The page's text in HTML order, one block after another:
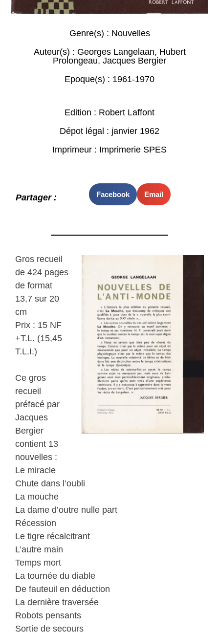
Genre(s) : Nouvelles
Auteur(s) : Georges Langelaan, Hubert
Prolongeau, Jacques Bergier
Epoque(s) : 1961-1970
Edition : Robert Laffont
Dépot légal : janvier 1962
Imprimeur : Imprimerie SPES
Partager : Facebook Email
Gros recueil
de 424 pages
de format
13,7 sur 20
cm
Prix : 15 NF
+T.L. (15,45
T.L.I.)
Ce gros
recueil
préfacé par
Jacques
Bergier
contient 13
nouvelles :
Le miracle
Chute dans l’oubli
La mouche
La dame d’outre nulle part
Récession
Le tigre récalcitrant
L’autre main
Temps mort
La tournée du diable
De fauteuil en déduction
La dernière traversée
Robots pensants
Sortie de secours